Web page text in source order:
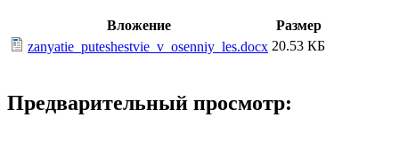
Вложение
Размер
zanyatie_puteshestvie_v_osenniy_les.docx 20.53 КБ
Предварительный просмотр: